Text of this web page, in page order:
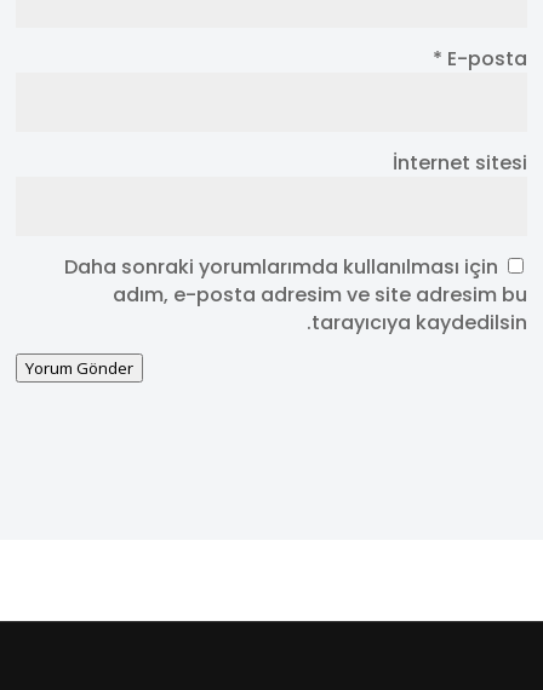
E-posta
*
İnternet sitesi
Daha sonraki yorumlarımda kullanılması için
adım, e-posta adresim ve site adresim bu
tarayıcıya kaydedilsin.
Yorum Gönder